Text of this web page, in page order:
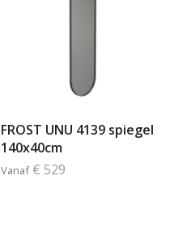
FROST UNU 4139 spiegel
140x40cm
Vanaf € 529